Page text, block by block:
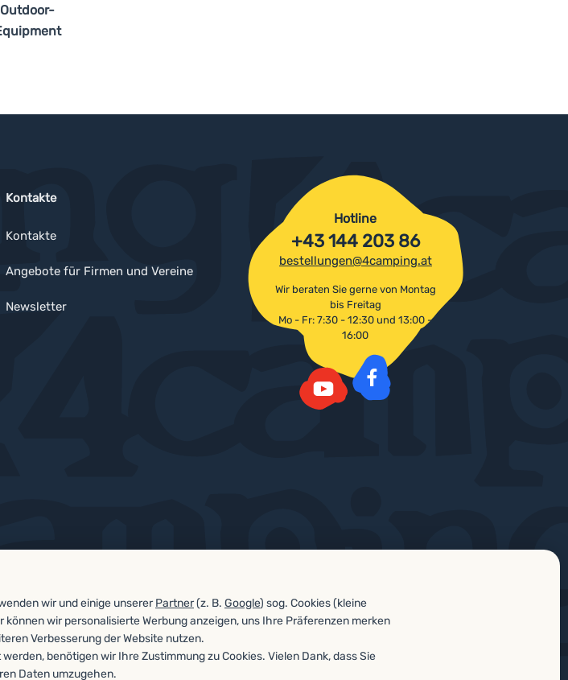
wir und einige unsererPartner(z. B. Google) sog. Cookies (kleine
wir personalisierte Werbung anzeigen, uns Ihre Präferenzen merken
Verbesserung der Website nutzen.
benötigen wir Ihre Zustimmung zu Cookies. Vielen Dank, dass Sie
Daten umzugehen.
Outdoor-
Kontakte
Kontakte
Angebote für Firmen und Vereine
Newsletter
Hotline
+43 144 203 86
bestellungen@4camping.at
Wir beraten Sie gerne von Montag
bis Freitag
Mo - Fr: 7:30 - 12:30 und 13:00 -
16:00